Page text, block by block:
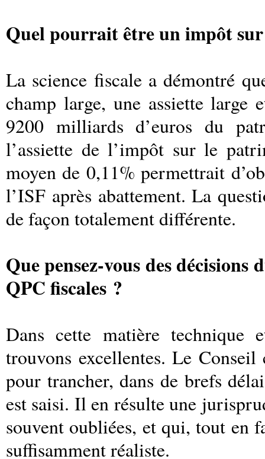
Quel pourrait être un impôt
La science fiscale a démontré
champ large, une assiette large
9200 milliards d’euros du
l’assiette de l’impôt sur le
moyen de 0,11% permettrait
l’ISF après abattement. La
de façon totalement différente.
Que pensez-vous des
QPC fiscales ?
Dans cette matière
trouvons excellentes. Le
pour trancher, dans de brefs
est saisi. Il en résulte une
souvent oubliées, et qui, tout en
suffisamment réaliste.